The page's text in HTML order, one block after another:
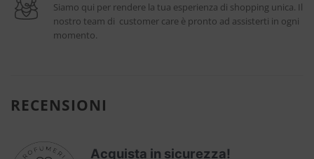
Siamo qui per rendere la tua esperienza di shopping unica. Il
nostro team di customer care è pronto ad assisterti in ogni
momento.
RECENSIONI
Acquista in sicurezza!